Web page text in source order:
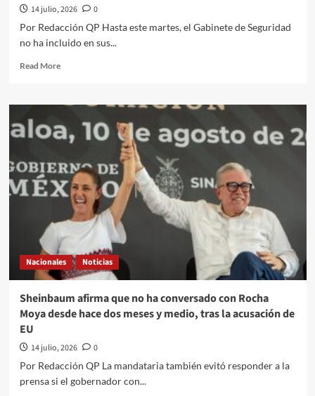
14 julio, 2026
0
Por Redacción QP Hasta este martes, el Gabinete de Seguridad
no ha incluido en sus...
Read MoreRead
Secuestro,
y
feminicidio
los
delitos
que
más
disminuyeron
en
el
primer
semestre
año,
según
gobierno
Sheinbaum
Nacionales Noticias
Sheinbaum afirma que no ha conversado con Rocha
Moya desde hace dos meses y medio, tras la acusación de
EU
14 julio, 2026
0
Por Redacción QP La mandataria también evitó responder a la
prensa si el gobernador con...